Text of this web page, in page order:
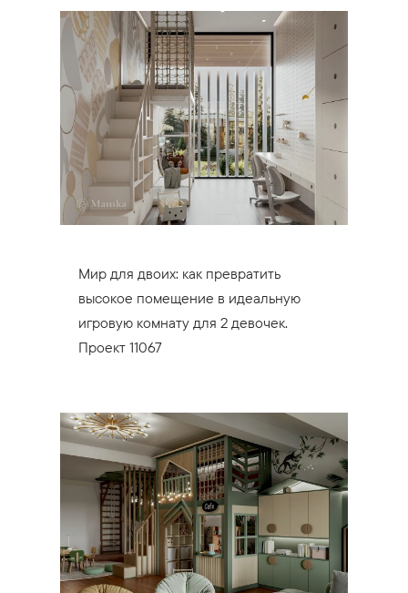
Мир для двоих: как превратить
высокое помещение в идеальную
игровую комнату для 2 девочек.
Проект 11067